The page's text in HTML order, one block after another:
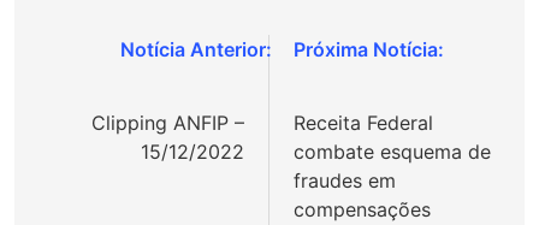
Navegação
Post
Clipping ANFIP –
15/12/2022
Receita Federal
combate esquema de
fraudes em
compensações